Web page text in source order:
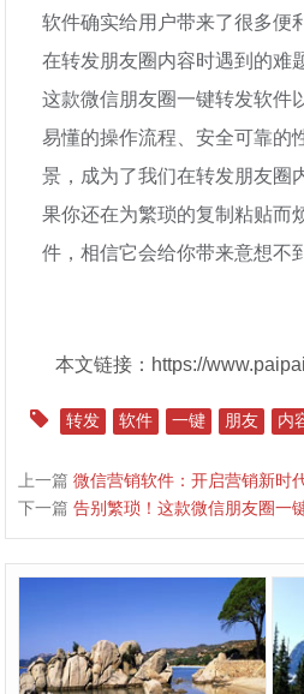
软件确实给用户带来了很多便
在转发朋友圈内容时遇到的难题
这款微信朋友圈一键转发软件
易懂的操作流程、安全可靠的
景，成为了我们在转发朋友圈
果你还在为繁琐的复制粘贴而
件，相信它会给你带来意想不
本文链接：https://
转发 软件 一键 朋友 内
上一篇微信营销软件：开启营销新时
下一篇告别繁琐！这款微信朋友圈一